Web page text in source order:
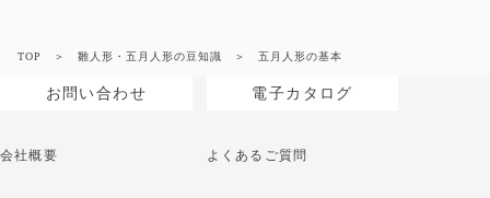
TOP 雛人形・五月人形の豆知識 五月人形の基本
お問い合わせ 電子カタログ
会社概要 よくあるご質問